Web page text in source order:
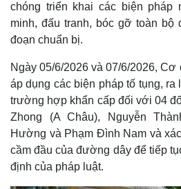
chóng triển khai các biện pháp
minh, đấu tranh, bóc gỡ toàn
đoạn chuẩn bị.
Ngày 05/6/2026 và 07/6/2026, Cơ
áp dụng các biện pháp tố tụng,
trường hợp khẩn cấp đối với 04
Zhong (A Châu), Nguyễn
Hường và Phạm Đình Nam và
cầm đầu của đường dây để tiếp
định của pháp luật.